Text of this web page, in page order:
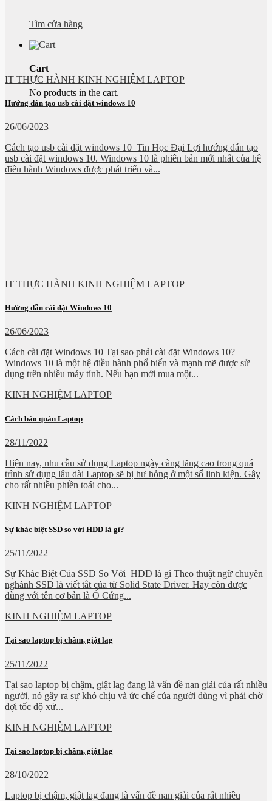
Tìm cửa hàng
Cart
No products in the cart.
IT THỰC HÀNH KINH NGHIỆM LAPTOP
Hướng dẫn tạo usb cài đặt windows 10
26/06/2023
Cách tạo usb cài đặt windows 10 Tin Học Đại Lợi hướng dẫn tạo
usb cài đặt windows 10. Windows 10 là phiên bản mới nhất của hệ
điều hành Windows được phát triển và...
IT THỰC HÀNH KINH NGHIỆM LAPTOP
Hướng dẫn cài đặt Windows 10
26/06/2023
Cách cài đặt Windows 10 Tại sao phải cài đặt Windows 10?
Windows 10 là một hệ điều hành phổ biến và mạnh mẽ được sử
dụng trên nhiều máy tính. Nếu bạn mới mua một...
KINH NGHIỆM LAPTOP
Cách bảo quản Laptop
28/11/2022
Hiện nay, nhu cầu sử dụng Laptop ngày càng tăng cao trong quá
trình sử dụng lâu dài Laptop sẽ bị hư hỏng ở một số linh kiện. Gây
cho rất nhiều phiền toái cho...
KINH NGHIỆM LAPTOP
Sự khác biệt SSD so với HDD là gì?
25/11/2022
Sự Khác Biệt Của SSD So Với HDD là gì Theo thuật ngữ chuyên
nghành SSD là viết tắt của từ Solid State Driver. Hay còn được
dùng với tên cơ bản là Ổ Cứng...
KINH NGHIỆM LAPTOP
Tại sao laptop bị chậm, giật lag
25/11/2022
Tại sao laptop bị chậm, giật lag đang là vấn đề nan giải của rất nhiều
người, nó gây ra sự khó chịu và ức chế của người dùng vì phải chờ
đợi tốc độ xử...
KINH NGHIỆM LAPTOP
Tại sao laptop bị chậm, giật lag
28/10/2022
Laptop bị chậm, giật lag đang là vấn đề nan giải của rất nhiều